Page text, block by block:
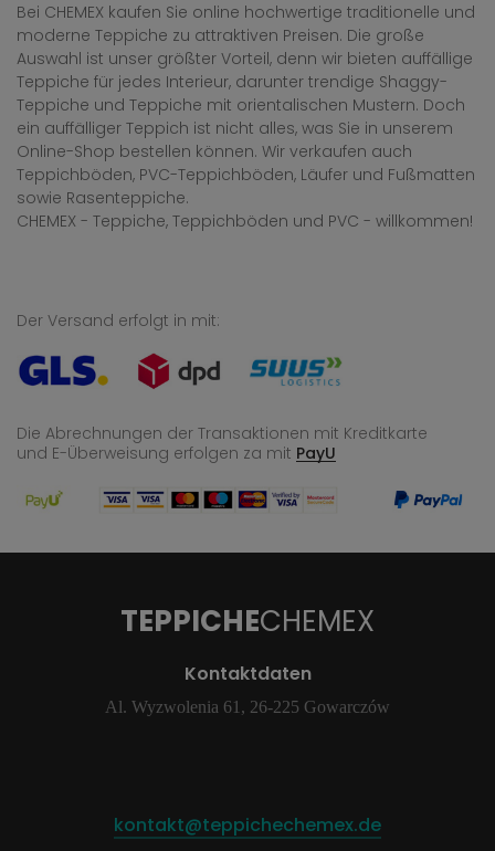
Bei CHEMEX kaufen Sie online hochwertige traditionelle und
moderne Teppiche zu attraktiven Preisen. Die große
Auswahl ist unser größter Vorteil, denn wir bieten auffällige
Teppiche für jedes Interieur, darunter trendige Shaggy-
Teppiche und Teppiche mit orientalischen Mustern. Doch
ein auffälliger Teppich ist nicht alles, was Sie in unserem
Online-Shop bestellen können. Wir verkaufen auch
Teppichböden, PVC-Teppichböden, Läufer und Fußmatten
sowie Rasenteppiche.
CHEMEX - Teppiche, Teppichböden und PVC - willkommen!
Der Versand erfolgt in mit:
Die Abrechnungen der Transaktionen mit Kreditkarte
und E-Überweisung erfolgen za mit PayU
TEPPICHECHEMEX
Kontaktdaten
Al. Wyzwolenia 61, 26-225 Gowarczów
kontakt@teppichechemex.de